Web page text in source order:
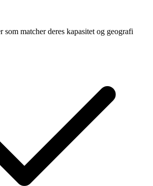
som matcher deres kapasitet og geografi